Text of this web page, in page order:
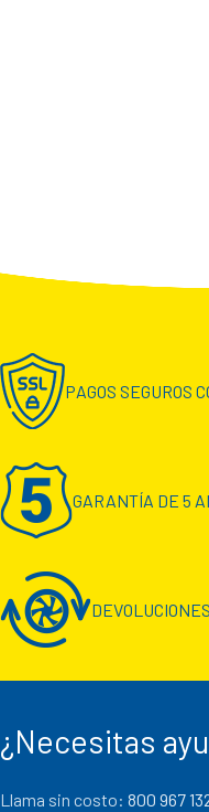
PAGOS SEGUROS
GARANTÍA DE 5
¿Necesitas
Llama sin costo: 800 967